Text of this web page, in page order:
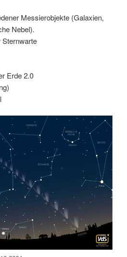
Messierobjekte (Galaxien,
Nebel).
Erde 2.0